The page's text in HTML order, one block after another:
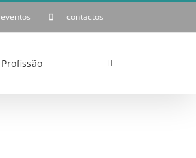
eventos contactos
Profissão